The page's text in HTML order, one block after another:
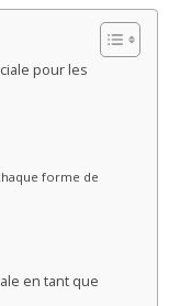
pour les
forme de
en tant que